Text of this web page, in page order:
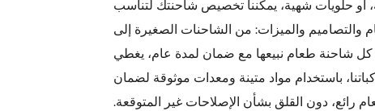
أو حلويات شهية، يمكننا تخصيص شاحنتك لتناسب
والميزات: من الشاحنات الصغيرة إلى
كل شاحنة طعام نبيعها مع ضمان لمدة عام، يغطي
باستخدام مواد متينة ومعدات موثوقة لضمان
دون القلق بشأن الإصلاحات غير المتوقعة.